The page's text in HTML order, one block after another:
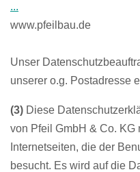
...
www.pfeilbau.de
Unser
unserer o.g. Postadresse
(3) Diese
von Pfeil GmbH & Co. KG
Internetseiten, die der
besucht. Es wird auf die